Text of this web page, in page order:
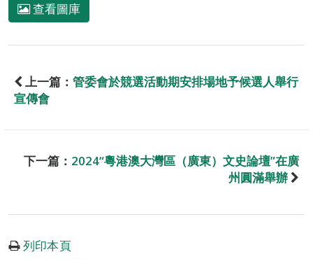
查看圖庫
上一篇： 管委會於競選活動期安排場地予候選人舉行
宣傳會
下一篇： 2024“粵港澳大灣區（廣東）文史論壇”在廣
州圓滿舉辦
列印本頁